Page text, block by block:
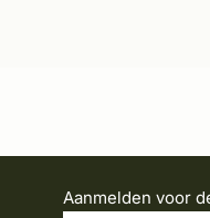
Aanmelden voor